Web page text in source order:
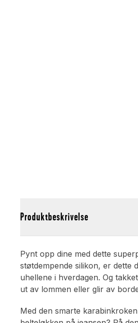
Produktbeskrivelse
Pynt opp dine med dette
støtdempende silikon, er dette
uhellene i hverdagen. Og
ut av lommen eller glir av
Med den smarte